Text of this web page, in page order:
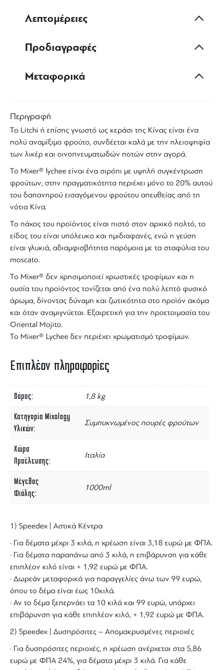
Λεπτομέρειες
Προδιαγραφές
Μεταφορικά
Περιγραφή
Το Litchi ή επίσης γνωστό ως κεράσι της Κίνας είναι ένα
πολύ αναμίξιμο φρούτο, συνδέεται καλά με την πλειοψηφία
των λικέρ και οινοπνευματωδών ποτών στην αγορά.
Το Mixer® lychee είναι ένα σιρόπι με υψηλή συγκέντρωση
φρούτων, στην πραγματικότητα περιέχει μόνο το 20% αυτού
του δαπανηρού εισαγόμενου φρούτου απευθείας από τη
νότια Κίνα.
Το πάχος του προϊόντος είναι πιστό στον αρχικό πολτό, το
είδος του είναι υπόλευκο και ημιδιαφανές, ενώ η γεύση
είναι γλυκιά, αδιαμφισβήτητα παρόμοια με τα σταφύλια του
moscato.
Το Mixer® δεν χρησιμοποιεί χρωστικές τροφίμων και η
ουσία του προϊόντος τονίζεται από ένα πολύ λεπτό φυσικό
άρωμα, δίνοντας δύναμη και ζωτικότητα στο προϊόν ακόμα
και όταν αναμιγνύεται. Εξαιρετική για την προετοιμασία του
Oriental Mojito.
Το Mixer® Lychee δεν περιέχει χρωματισμό τροφίμων.
Επιπλέον πληροφορίες
Βάρος 1,8 kg
Κατηγορία Mixology
Υλικών
Συμπυκνωμένος πουρές φρούτων
Χώρα
Προέλευσης
Ιταλία
Μέγεθος
Φιάλης
1000ml
1) Speedex | Αστικά Κέντρα
· Για δέματα μέχρι 3 κιλά, η χρέωση είναι 3,18 ευρώ με ΦΠΑ.
· Για δέματα παραπάνω από 3 κιλά, η επιβάρυνση για κάθε
επιπλέον κιλό είναι + 1,92 ευρώ με ΦΠΑ.
· Δωρεάν μεταφορικά για παραγγελίες άνω των 99 ευρώ,
όπου το δέμα είναι έως 10κιλά.
· Αν το δέμα ξεπερνάει τα 10 κιλά και 99 ευρώ, υπάρχει
επιβάρυνση για κάθε επιπλέον κιλό, + 1,92 ευρώ με ΦΠΑ.
2) Speedex | Δυσπρόσιτες – Απομακρυσμένες περιοχές
· Για δυσπρόσιτες περιοχές, η χρέωση ανέρχεται στα 5,86
ευρώ με ΦΠΑ 24%, για δέματα μέχρι 3 κιλά. Για κάθε